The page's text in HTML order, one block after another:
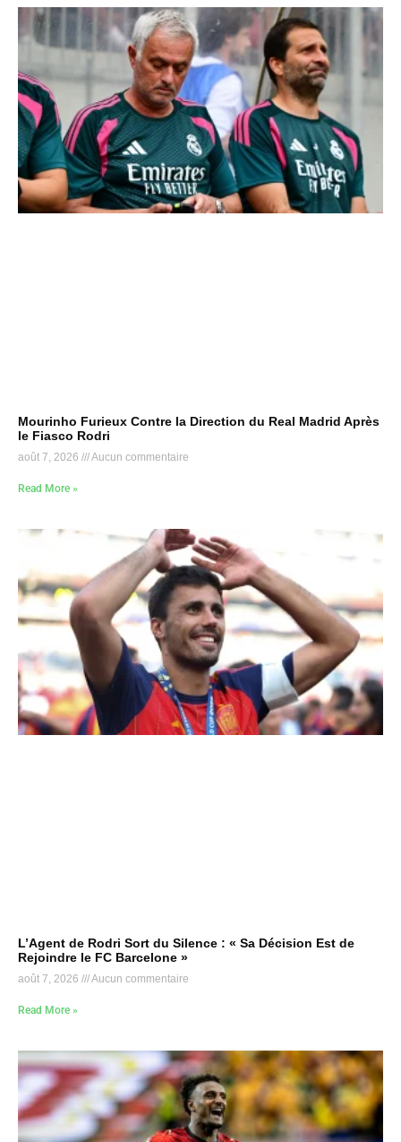
Mourinho Furieux Contre la Direction du Real Madrid Après
le Fiasco Rodri
août 7, 2026 Aucun commentaire
Read More »
L’Agent de Rodri Sort du Silence : « Sa Décision Est de
Rejoindre le FC Barcelone »
août 7, 2026 Aucun commentaire
Read More »